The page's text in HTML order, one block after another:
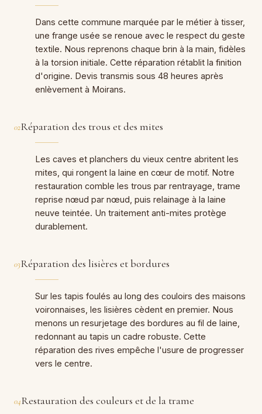
Dans cette commune marquée par le métier à tisser,
une frange usée se renoue avec le respect du geste
textile. Nous reprenons chaque brin à la main, fidèles
à la torsion initiale. Cette réparation rétablit la finition
d'origine. Devis transmis sous 48 heures après
enlèvement à Moirans.
02Réparation des trous et des mites
Les caves et planchers du vieux centre abritent les
mites, qui rongent la laine en cœur de motif. Notre
restauration comble les trous par rentrayage, trame
reprise nœud par nœud, puis relainage à la laine
neuve teintée. Un traitement anti-mites protège
durablement.
03Réparation des lisières et bordures
Sur les tapis foulés au long des couloirs des maisons
voironnaises, les lisières cèdent en premier. Nous
menons un resurjetage des bordures au fil de laine,
redonnant au tapis un cadre robuste. Cette
réparation des rives empêche l'usure de progresser
vers le centre.
04Restauration des couleurs et de la trame